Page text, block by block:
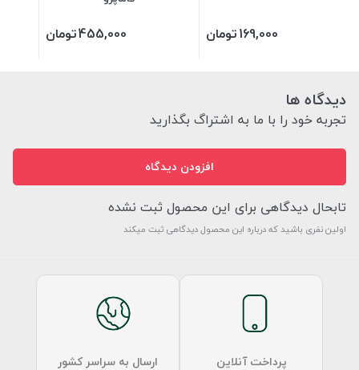
169,000تومان 455,000تومان
دیدگاه ها
تجربه خود را با ما به اشتراگ بگذارید
افزودن دیدگاه
تابحال دیدگاهی برای این محصول ثبت نشده
اولین نفری باشید که درباره این محصول دیدگاهی ثبت میکند
پرداخت آنلاین ارسال به سراسر کشور